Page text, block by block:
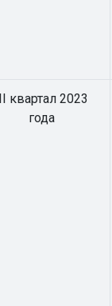
квартал 2023
года